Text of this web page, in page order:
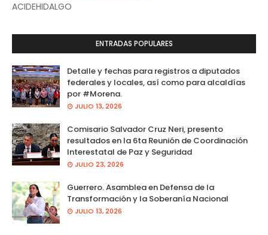
ACIDEHIDALGO
ENTRADAS POPULARES
Detalle y fechas para registros a diputados
federales y locales, así como para alcaldías
por #Morena.
JULIO 13, 2026
Comisario Salvador Cruz Neri, presento
resultados en la 6ta Reunión de Coordinación
Interestatal de Paz y Seguridad
JULIO 23, 2026
Guerrero. Asamblea en Defensa de la
Transformación y la Soberanía Nacional
JULIO 13, 2026